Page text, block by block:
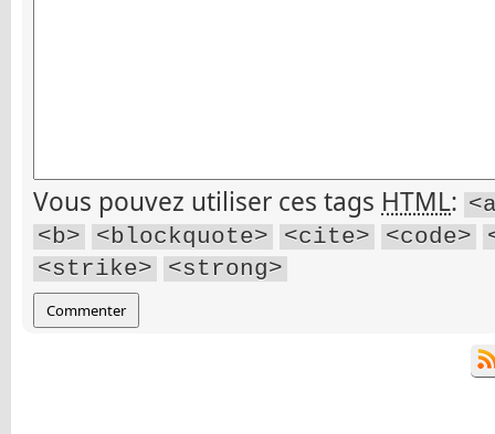
Vous pouvez utiliser ces tags HTML:
<b>
<blockquote> <cite> <code>
<strike>
<strong>